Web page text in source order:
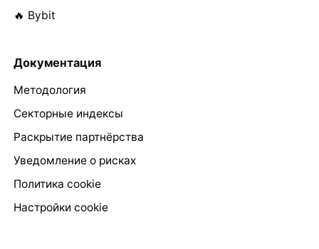
🔥 Bybit
Документация
Методология
Секторные индексы
Раскрытие партнёрства
Уведомление о рисках
Политика cookie
Настройки cookie